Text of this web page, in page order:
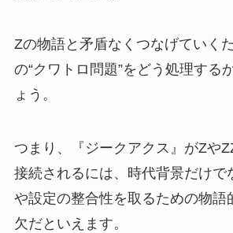
Zの物語と矛盾なくつなげていく
の“クワトロ問題”をどう処理する
ょう。
つまり、『ジークアクス』がZや
接続されるには、時代背景だけで
や設定の整合性を取るための物語
欠だといえます。